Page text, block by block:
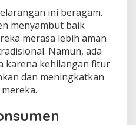
ini beragam.
menyambut baik
merasa lebih aman
Namun, ada
karena kehilangan fitur
dan meningkatkan